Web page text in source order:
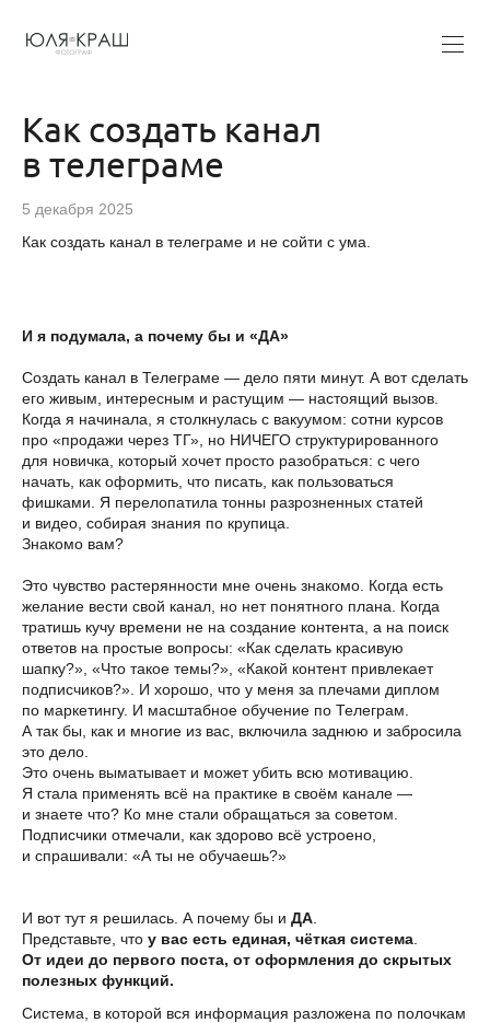
Как создать канал
в телеграме
5 декабря 2025
Как создать канал в телеграме и не сойти с ума.
И я подумала, а почему бы и «ДА»
Создать канал в Телеграме — дело пяти минут. А вот сделать
его живым, интересным и растущим — настоящий вызов.
Когда я начинала, я столкнулась с вакуумом: сотни курсов
про «продажи через ТГ», но НИЧЕГО структурированного
для новичка, который хочет просто разобраться: с чего
начать, как оформить, что писать, как пользоваться
фишками. Я перелопатила тонны разрозненных статей
и видео, собирая знания по крупица.
Знакомо вам?
Это чувство растерянности мне очень знакомо. Когда есть
желание вести свой канал, но нет понятного плана. Когда
тратишь кучу времени не на создание контента, а на поиск
ответов на простые вопросы: «Как сделать красивую
шапку?», «Что такое темы?», «Какой контент привлекает
подписчиков?». И хорошо, что у меня за плечами диплом
по маркетингу. И масштабное обучение по Телеграм.
А так бы, как и многие из вас, включила заднюю и забросила
это дело.
Это очень выматывает и может убить всю мотивацию.
Я стала применять всё на практике в своём канале —
и знаете что? Ко мне стали обращаться за советом.
Подписчики отмечали, как здорово всё устроено,
и спрашивали: «А ты не обучаешь?»
И вот тут я решилась. А почему бы и ДА
Представьте, что у вас есть единая, чёткая система
От идеи до первого поста, от оформления до скрытых
полезных функций.
Система, в которой вся информация разложена по полочкам